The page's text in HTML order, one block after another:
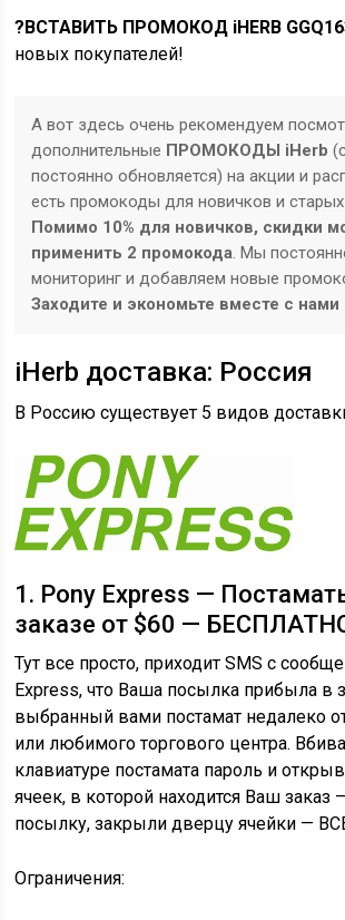
?ВСТАВИТЬ ПРОМОКОД iHERB
новых покупателей!
А вот здесь очень рекомендуем
дополнительные ПРОМОКОДЫ iHerb
постоянно обновляется) на акции и
есть промокоды для новичков и старых
Помимо 10% для новичков, скидки
применить 2 промокода. Мы
мониторинг и добавляем новые
Заходите и экономьте вместе с нами
iHerb доставка: Россия
В Россию существует 5 видов
1. Pony Express —
заказе от $60 —
Тут все просто, приходит SMS с
Express, что Ваша посылка прибыла в
выбранный вами постамат недалеко
или любимого торгового центра.
клавиатуре постамата пароль и
ячеек, в которой находится Ваш заказ
посылку, закрыли дверцу ячейки —
Ограничения: